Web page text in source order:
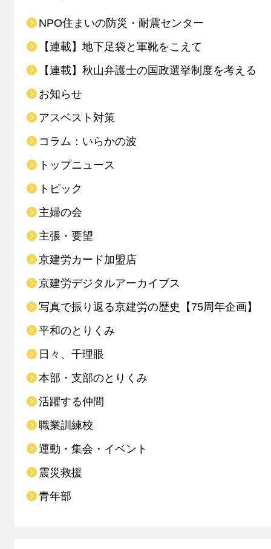
NPO住まいの防災・耐震センター
【連載】地下足袋と軍靴をこえて
【連載】秋山弁護士の国政選挙制度を考える
お知らせ
アスベスト対策
コラム：いらかの波
トップニュース
トピック
主婦の会
主張・要望
京建労カード加盟店
京建労デジタルアーカイブス
写真で振り返る京建労の歴史【75周年企画】
平和のとりくみ
日々、千理眼
本部・支部のとりくみ
活躍する仲間
職業訓練校
運動・集会・イベント
震災救援
青年部